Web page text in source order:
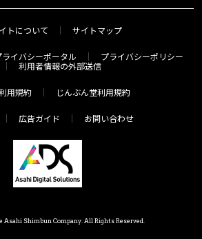
トについて サイトマップ
ライバシーポータル
プライバシーポリシー
利用者情報の外部送信
用規約 じんぶん堂利用規約
広告ガイド お問い合わせ
Asahi Shimbun Company. All Rights Reserved.